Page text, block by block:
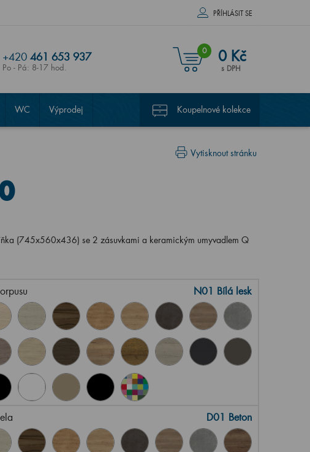
PŘÍHLÁSIT SE
+420 461 653 937
Po - Pá: 8-17 hod.
0 0 Kč
s DPH
WC Výprodej Koupelnové kolekce
Vytisknout stránku
(745x560x436) se 2 zásuvkami a keramickým umyvadlem Q
N01 Bílá lesk
D01 Beton